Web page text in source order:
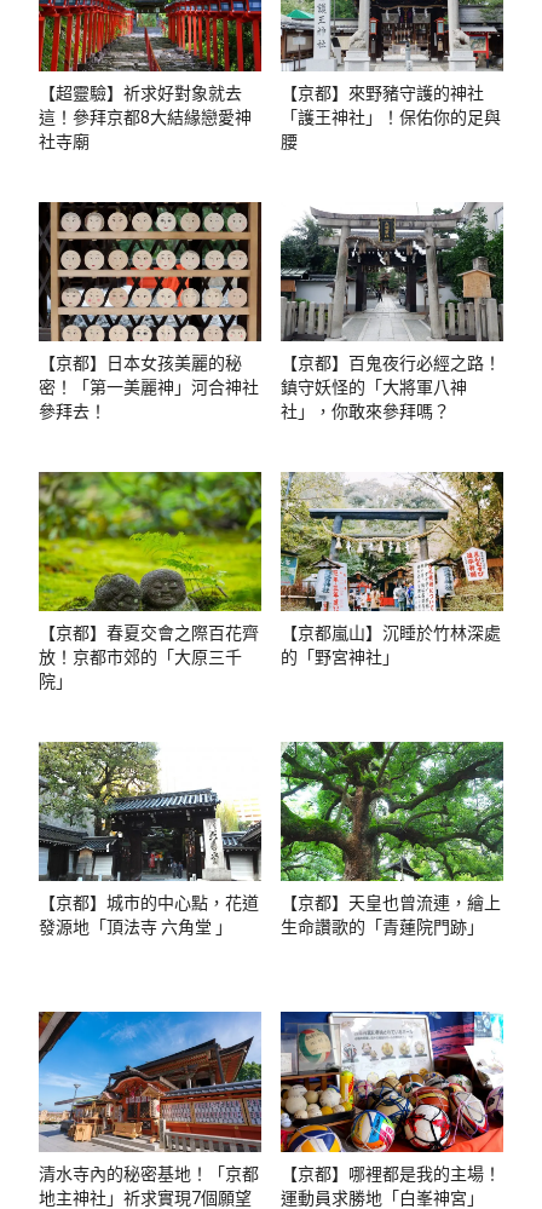
【超靈驗】祈求好對象就去
這！參拜京都8大結緣戀愛神
社寺廟
【京都】來野豬守護的神社
「護王神社」！保佑你的足與
腰
【京都】日本女孩美麗的秘
密！「第一美麗神」河合神社
參拜去！
【京都】百鬼夜行必經之路！
鎮守妖怪的「大將軍八神
社」，你敢來參拜嗎？
【京都】春夏交會之際百花齊
放！京都市郊的「大原三千
院」
【京都嵐山】沉睡於竹林深處
的「野宮神社」
【京都】城市的中心點，花道
發源地「頂法寺 六角堂 」
【京都】天皇也曾流連，繪上
生命讚歌的「青蓮院門跡」
清水寺內的秘密基地！「京都
地主神社」祈求實現7個願望
【京都】哪裡都是我的主場！
運動員求勝地「白峯神宮」